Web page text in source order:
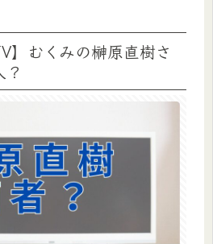
】むくみの榊原直樹さ